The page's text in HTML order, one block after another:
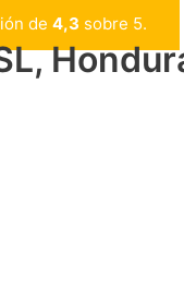
de 4,3 sobre 5.